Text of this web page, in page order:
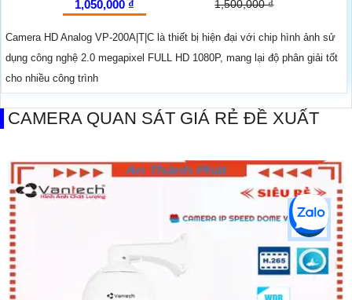
1,050,000 ₫ 1,500,000 ₫
Camera HD Analog VP-200A|T|C là thiết bị hiện đại với chip hình ảnh sử
dụng công nghệ 2.0 megapixel FULL HD 1080P, mang lại độ phân giải tốt
cho nhiều công trình
CAMERA QUAN SÁT GIÁ RẺ ĐỀ XUẤT